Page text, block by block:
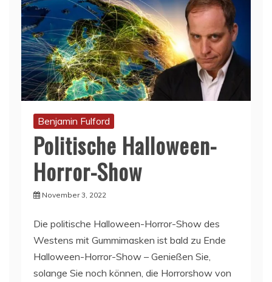
Benjamin Fulford
Politische Halloween-
Horror-Show
November 3, 2022
Die politische Halloween-Horror-Show des
Westens mit Gummimasken ist bald zu Ende
Halloween-Horror-Show – Genießen Sie,
solange Sie noch können, die Horrorshow von